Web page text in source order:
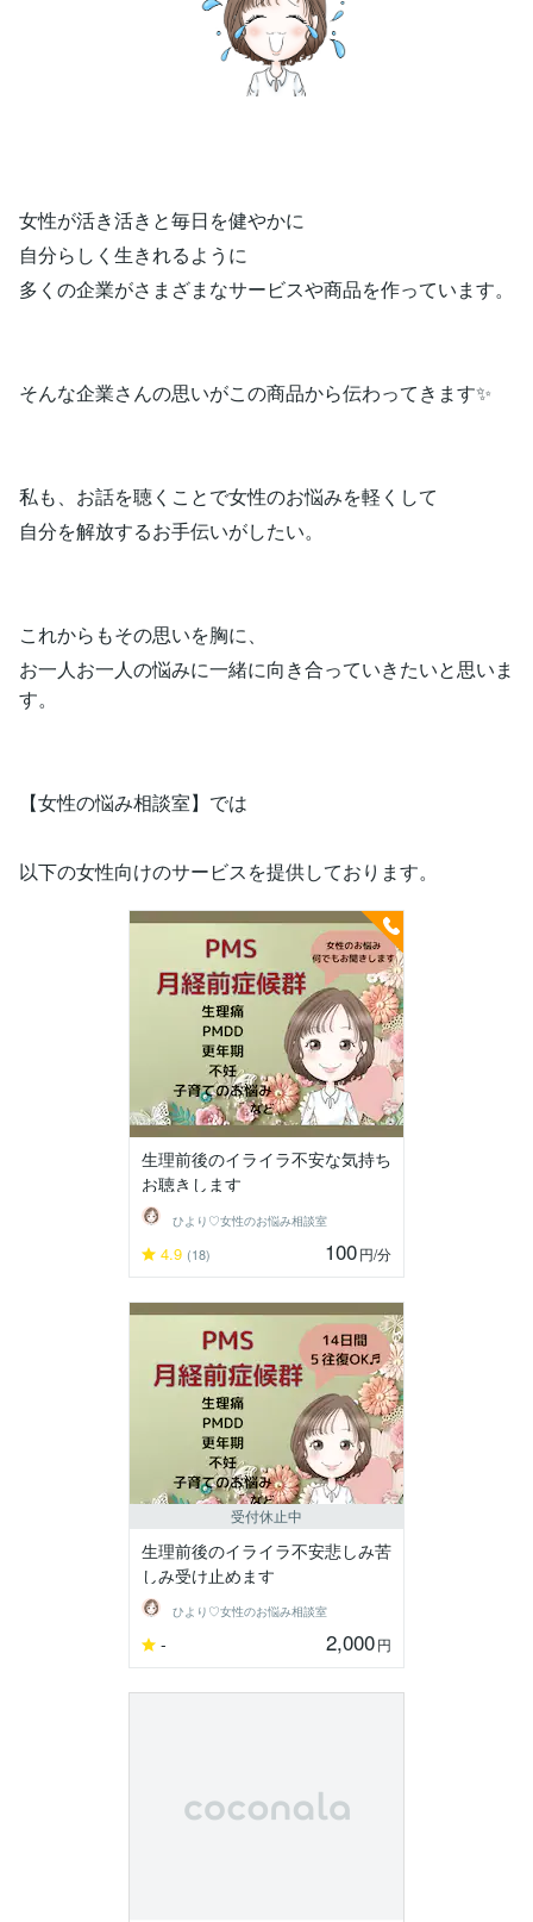
女性が活き活きと毎日を健やかに
自分らしく生きれるように
多くの企業がさまざまなサービスや商品を作っています。
そんな企業さんの思いがこの商品から伝わってきます✨
私も、お話を聴くことで女性のお悩みを軽くして
自分を解放するお手伝いがしたい。
これからもその思いを胸に、
お一人お一人の悩みに一緒に向き合っていきたいと思いま
す。
【女性の悩み相談室】では
以下の女性向けのサービスを提供しております。
生理前後のイライラ不安な気持ち
お聴きします
ひより♡女性のお悩み相談室
4.9 (18) 100円/分
受付休止中
生理前後のイライラ不安悲しみ苦
しみ受け止めます
ひより♡女性のお悩み相談室
- 2,000円